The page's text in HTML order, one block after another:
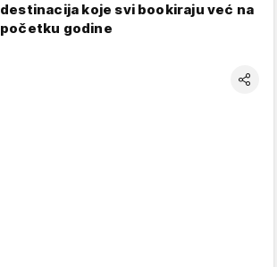
destinacija koje svi bookiraju već na
početku godine